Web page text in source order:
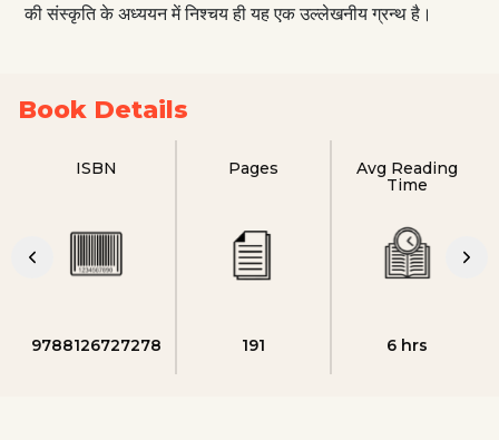
की संस्कृति के अध्ययन में निश्चय ही यह एक उल्लेखनीय ग्रन्थ है।
Book Details
ISBN
9788126727278
Pages
191
Avg Reading
Time
6 hrs